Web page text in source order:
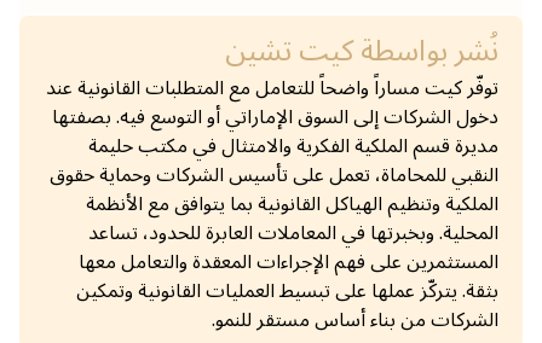
نُشر بواسطةكيت تشين
توفّر كيت مساراً واضحاً للتعامل مع المتطلبات القانونية عند
دخول الشركات إلى السوق الإماراتي أو التوسع فيه. بصفتها
مديرة قسم الملكية الفكرية والامتثال في مكتب حليمة
النقبي للمحاماة، تعمل على تأسيس الشركات وحماية حقوق
الملكية وتنظيم الهياكل القانونية بما يتوافق مع الأنظمة
المحلية. وبخبرتها في المعاملات العابرة للحدود، تساعد
المستثمرين على فهم الإجراءات المعقدة والتعامل معها
بثقة. يتركّز عملها على تبسيط العمليات القانونية وتمكين
الشركات من بناء أساس مستقر للنمو.